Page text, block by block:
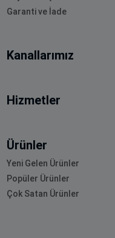
Garanti ve İade
Kanallarımız
Hizmetler
Ürünler
Yeni Gelen Ürünler
Popüler Ürünler
Çok Satan Ürünler